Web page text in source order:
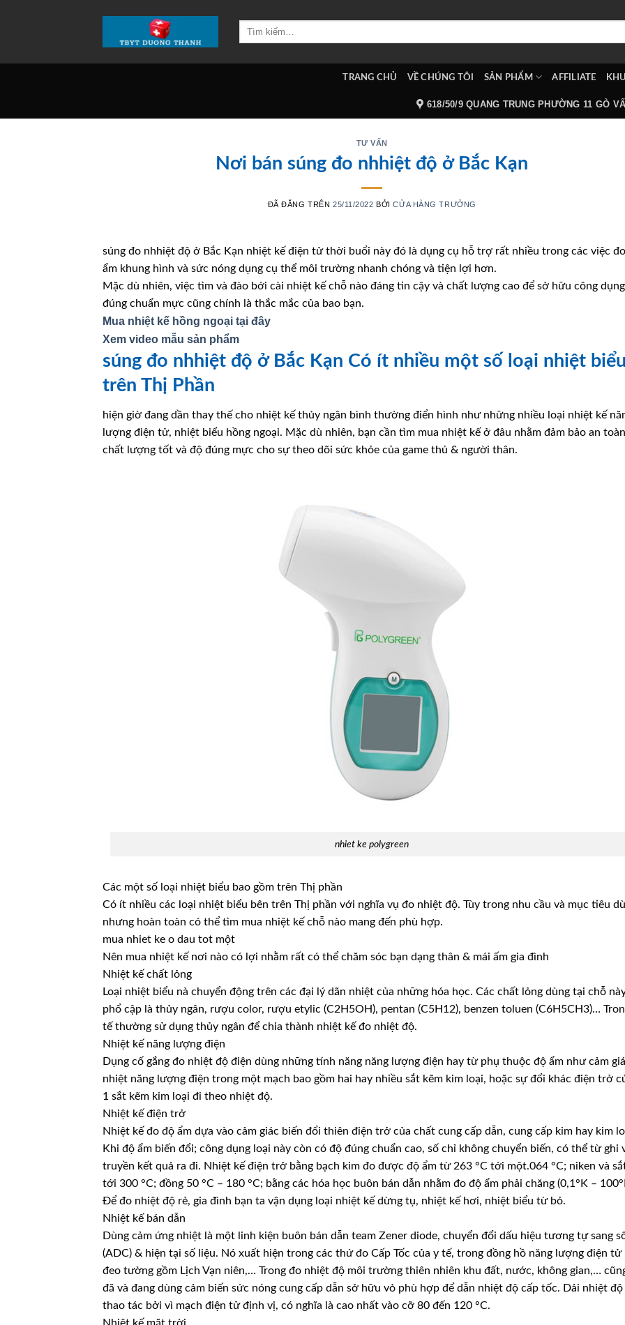
Tìm
TRANG CHỦ VỀ CHÚNG TÔI SẢN PHẨM AFFILIATE
618/50/9 QUANG TRUNG PHƯỜNG 11 GÒ
TƯ VẤN
Nơi bán súng đo nhhiệt độ ở Bắc Kạn
ĐÃ ĐĂNG TRÊN 25/11/2022 BỞICỬA HÀNG TRƯỞNG
súng đo nhhiệt độ ở Bắc Kạn nhiệt kế điện tử thời buổi này đó là dụng cụ hỗ trợ rất nhiều trong các việc
ẩm khung hình và sức nóng dụng cụ thể môi trường nhanh chóng và tiện lợi hơn.
Mặc dù nhiên, việc tìm và đào bới cài nhiệt kế chỗ nào đáng tin cậy và chất lượng cao để sở hữu công dụng
đúng chuẩn mực cũng chính là thắc mắc của bao bạn.
Mua nhiệt kế hồng ngoại tại đây
Xem video mẫu sản phẩm
súng đo nhhiệt độ ở Bắc Kạn Có ít nhiều một số loại nhiệt
trên Thị Phần
hiện giờ đang dần thay thế cho nhiệt kế thủy ngân bình thường điển hình như những nhiều loại nhiệt kế
lượng điện tử, nhiệt biểu hồng ngoại. Mặc dù nhiên, bạn cần tìm mua nhiệt kế ở đâu nhằm đảm bảo an toàn
chất lượng tốt và độ đúng mực cho sự theo dõi sức khỏe của game thủ & người thân.
nhiet ke polygreen
Các một số loại nhiệt biểu bao gồm trên Thị phần
Có ít nhiều các loại nhiệt biểu bên trên Thị phần với nghĩa vụ đo nhiệt độ. Tùy trong nhu cầu và mục tiêu
nhưng hoàn toàn có thể tìm mua nhiệt kế chỗ nào mang đến phù hợp.
mua nhiet ke o dau tot một
Nên mua nhiệt kế nơi nào có lợi nhằm rất có thể chăm sóc bạn dạng thân & mái ấm gia đình
Nhiệt kế chất lỏng
Loại nhiệt biểu nà chuyển động trên các đại lý dãn nhiệt của những hóa học. Các chất lỏng dùng tại chỗ
phổ cập là thủy ngân, rượu color, rượu etylic (C2H5OH), pentan (C5H12), benzen toluen (C6H5CH3)…
tế thường sử dụng thủy ngân để chia thành nhiệt kế đo nhiệt độ.
Nhiệt kế năng lượng điện
Dụng cố gắng đo nhiệt độ điện dùng những tính năng năng lượng điện hay từ phụ thuộc độ ẩm như cảm
nhiệt năng lượng điện trong một mạch bao gồm hai hay nhiều sắt kẽm kim loại, hoặc sự đổi khác điện trở
1 sắt kẽm kim loại đi theo nhiệt độ.
Nhiệt kế điện trở
Nhiệt kế đo độ ẩm dựa vào cảm giác biến đổi thiên điện trở của chất cung cấp dẫn, cung cấp kim hay kim
Khi độ ẩm biến đổi; công dụng loại này còn có độ đúng chuẩn cao, số chỉ không chuyển biến, có thể từ ghi
truyền kết quả ra đi. Nhiệt kế điện trở bằng bạch kim đo được độ ẩm từ 263 °C tới một.064 °C; niken và
tới 300 °C; đồng 50 °C – 180 °C; bằng các hóa học buôn bán dẫn nhằm đo độ ẩm phải chăng (0,1°K –
Để đo nhiệt độ rẻ, gia đình bạn ta vận dụng loại nhiệt kế dừng tụ, nhiệt kế hơi, nhiệt biểu từ bỏ.
Nhiệt kế bán dẫn
Dùng cảm ứng nhiệt là một linh kiện buôn bán dẫn team Zener diode, chuyển đổi dấu hiệu tương tự sang
(ADC) & hiện tại số liệu. Nó xuất hiện trong các thứ đo Cấp Tốc của y tế, trong đồng hồ năng lượng điện tử
đeo tường gồm Lịch Vạn niên,… Trong đo nhiệt độ môi trường thiên nhiên khu đất, nước, không gian,…
đã và đang dùng cảm biến sức nóng cung cấp dẫn sở hữu vỏ phù hợp để dẫn nhiệt độ cấp tốc. Dải nhiệt độ
thao tác bởi vì mạch điện tử định vị, có nghĩa là cao nhất vào cỡ 80 đến 120 °C.
Nhiệt kế mặt trời